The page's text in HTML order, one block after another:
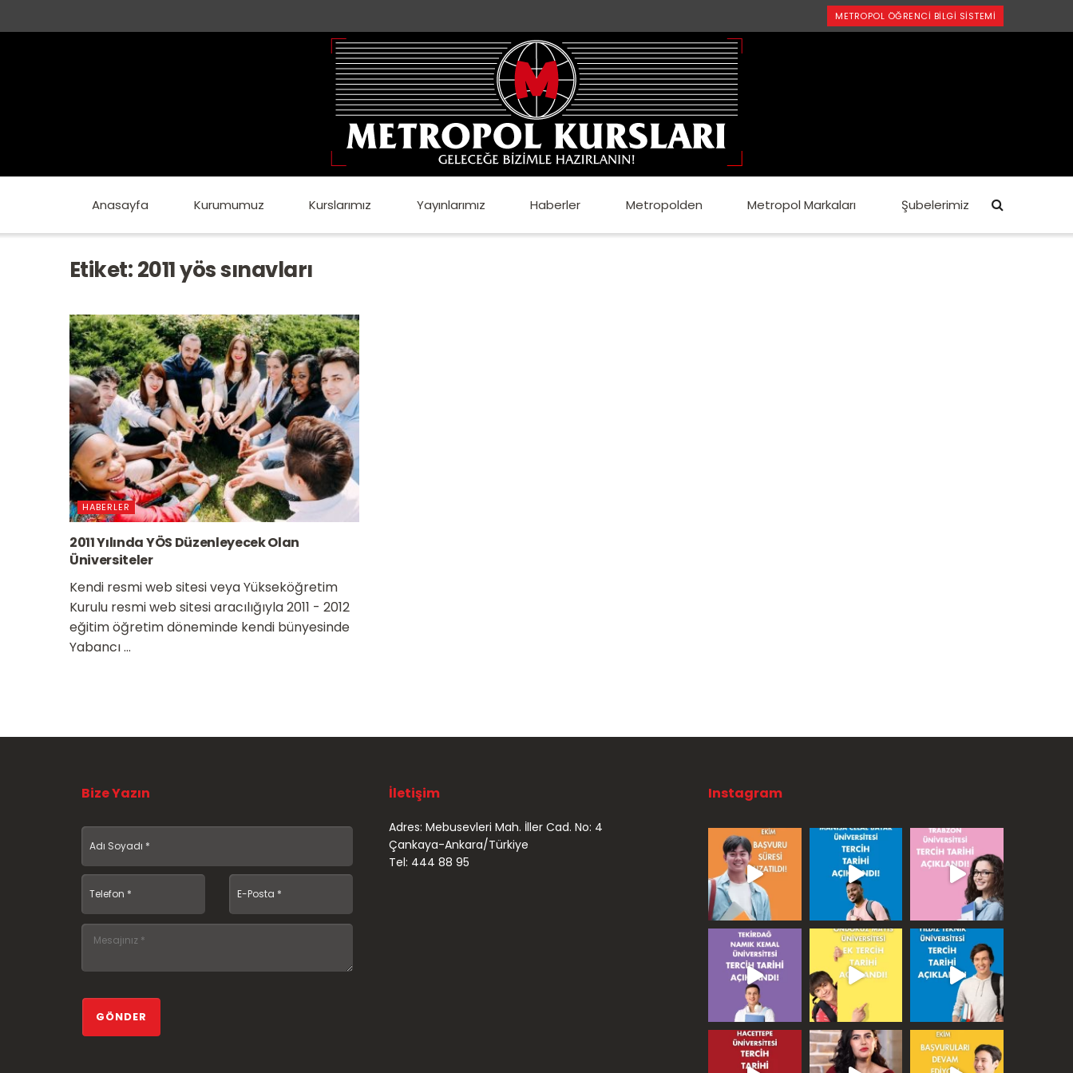
METROPOL ÖĞRENCI BILGI SISTEMI
Anasayfa Kurumumuz Kurslarımız Yayınlarımız Haberler Metropolden Metropol Markaları Şubelerimiz
Etiket:2011 yös sınavları
HABERLER
2011 Yılında YÖS Düzenleyecek Olan
Üniversiteler
Kendi resmi web sitesi veya Yükseköğretim
Kurulu resmi web sitesi aracılığıyla 2011 - 2012
eğitim öğretim döneminde kendi bünyesinde
Yabancı ...
Bize Yazın İletişim
Adres: Mebusevleri Mah. İller Cad. No: 4
Çankaya-Ankara/Türkiye
Tel: 444 88 95
Instagram